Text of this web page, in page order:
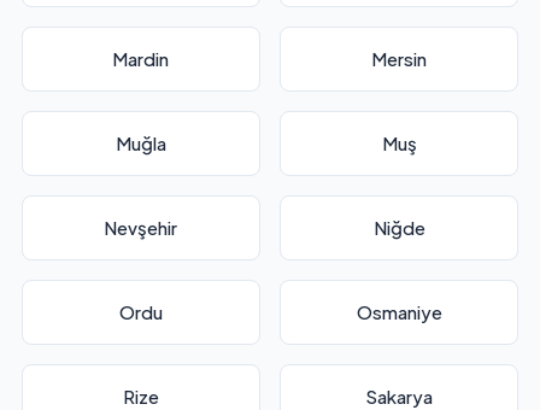
Mardin Mersin
Muğla Muş
Nevşehir Niğde
Ordu Osmaniye
Rize Sakarya